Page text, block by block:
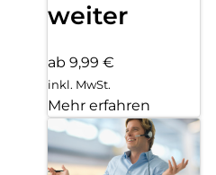
weiter
ab 9,99 €
inkl. MwSt.
Mehr erfahren